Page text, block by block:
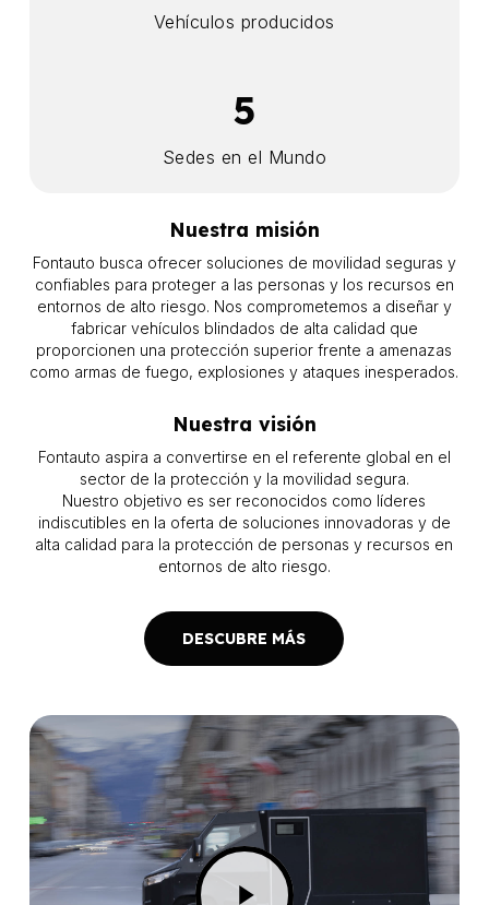
Play
Video
Vehículos producidos
5
Sedes en el Mundo
Nuestra misión
Fontauto busca ofrecer soluciones de movilidad seguras y
confiables para proteger a las personas y los recursos en
entornos de alto riesgo. Nos comprometemos a diseñar y
fabricar vehículos blindados de alta calidad que
proporcionen una protección superior frente a amenazas
como armas de fuego, explosiones y ataques inesperados.
Nuestra visión
Fontauto aspira a convertirse en el referente global en el
sector de la protección y la movilidad segura.
Nuestro objetivo es ser reconocidos como líderes
indiscutibles en la oferta de soluciones innovadoras y de
alta calidad para la protección de personas y recursos en
entornos de alto riesgo.
DESCUBRE MÁS